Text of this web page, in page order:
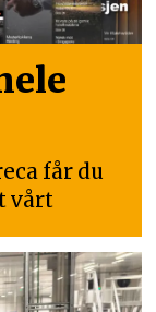
får du
vårt